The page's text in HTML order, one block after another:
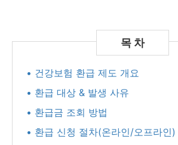
• 건강보험 환급 제도 개요
• 환급 대상 & 발생 사유
• 환급금 조회 방법
• 환급 신청 절차(온라인/오프라인)